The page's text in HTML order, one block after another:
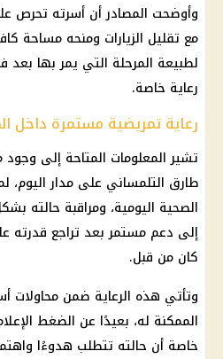
وأوضحت المصادر أن أسرته تحرص
مع تقليل الزيارات ومنحه مساحة
لطبيعة المرحلة التي يمر بها بعد
رعاية خاصة.
رعاية تمريضية مستمرة داخل
تشير المعلومات المتاحة إلى وجود
طارق التلمساني على مدار
الصحية اليومية، ومراقبة حالته
إلى دعم مستمر بعد تراجع قدرته
كان من قبل.
وتأتي هذه الرعاية ضمن محاولات
الممكنة له، بعيدًا عن الضغط
خاصة أن حالته تتطلب هدوءًا